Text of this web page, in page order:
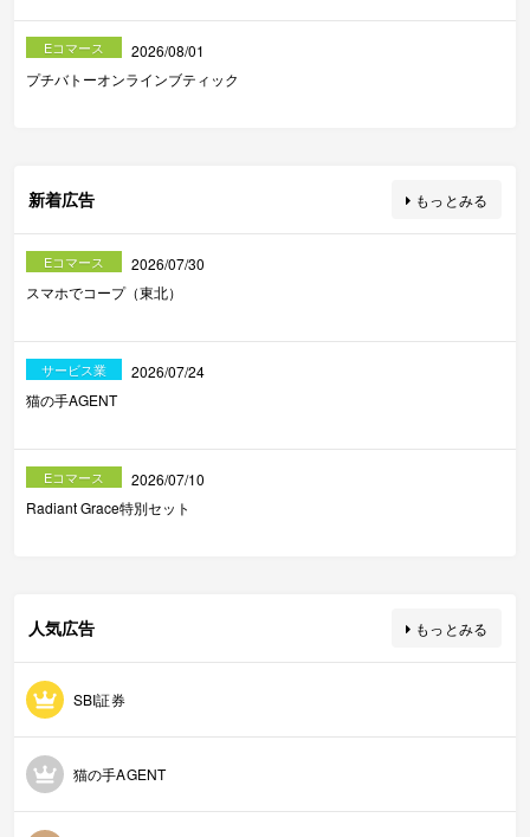
Eコマース
2026/08/01
プチバトーオンラインブティック
新着広告 もっとみる
Eコマース
2026/07/30
スマホでコープ（東北）
サービス業
2026/07/24
猫の手AGENT
Eコマース
2026/07/10
Radiant Grace特別セット
人気広告 もっとみる
SBI証券
猫の手AGENT